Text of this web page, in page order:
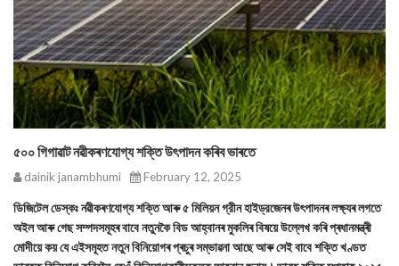
৫০০ গিগাৱাট নৱীকৰণযোগ্য শক্তি উৎপাদন কৰিব ভাৰতে
dainik janambhumi February 12, 2025
ডিজিটেল ডেস্কঃ নৱীকৰণযোগ্য শক্তি আৰু ৫ মিলিয়ন গ্রীন হাইড্রজেনৰ উৎপাদনৰ লক্ষ্যৰ লগতে
অইল আৰু গেছ সম্পদসমূহৰ বাবে নতুনকৈ বিড আহ্বানৰ মুকলিৰ বিষয়ে উল্লেখ কৰি প্ৰধানমন্ত্ৰী
মোদীয়ে কয় যে এইসমূহত নতুন বিনিয়োগৰ প্ৰচুৰ সম্ভাৱনা আছে আৰু সেই বাবে শক্তি খণ্ডত